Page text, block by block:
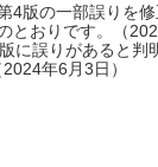
4版の一部誤りを
とおりです。（
に誤りがあると
年6月3日）